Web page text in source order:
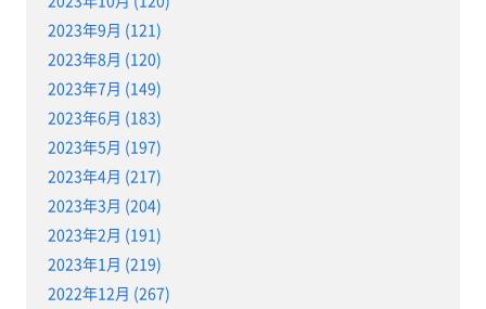
2023年9月 (121)
2023年8月 (120)
2023年7月 (149)
2023年6月 (183)
2023年5月 (197)
2023年4月 (217)
2023年3月 (204)
2023年2月 (191)
2023年1月 (219)
2022年12月 (267)